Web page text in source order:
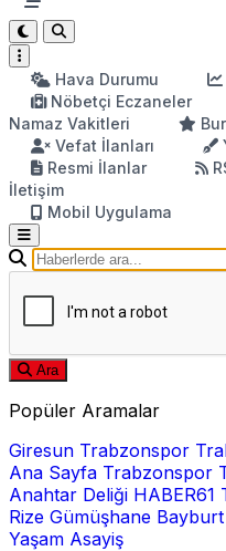
Hava Durumu
Nöbetçi Eczaneler
Namaz Vakitleri
Vefat İlanları
Resmi İlanlar
İletişim
Mobil Uygulama
Ara
Popüler Aramalar
Giresun Trabzonspor
Ana Sayfa Trabzonspor
Anahtar Deliği HABER61
Rize Gümüşhane Bayburt
Yaşam Asayiş